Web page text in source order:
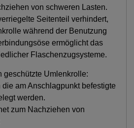
von schweren Lasten.
Seitenteil verhindert,
während der Benutzung
ermöglicht das
Flaschenzugsysteme.
geschützte Umlenkrolle:
am Anschlagpunkt befestigte
werden.
zum Nachziehen von